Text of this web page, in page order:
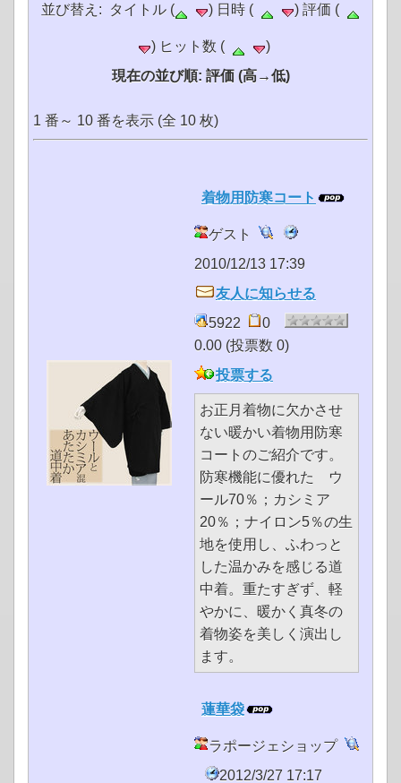
並び替え: タイトル ( ) 日時 ( ) 評価 (
) ヒット数 (
)
現在の並び順: 評価 (高→低)
1 番～ 10 番を表示 (全 10 枚)
着物用防寒コート
ゲスト
2010/12/13 17:39
友人に知らせる
5922
0
0.00 (投票数 0)
投票する
お正月着物に欠かさせ
ない暖かい着物用防寒
コートのご紹介です。
防寒機能に優れた ウ
ール70％；カシミア
20％；ナイロン5％の生
地を使用し、ふわっと
した温かみを感じる道
中着。重たすぎず、軽
やかに、暖かく真冬の
着物姿を美しく演出し
ます。
蓮華袋
ラポージェショップ
2012/3/27 17:17